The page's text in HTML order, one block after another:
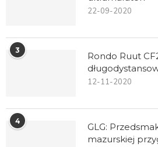
22-09-2020
3
Rondo Ruut
12-11-2020
4
GLG:
mazurskiej